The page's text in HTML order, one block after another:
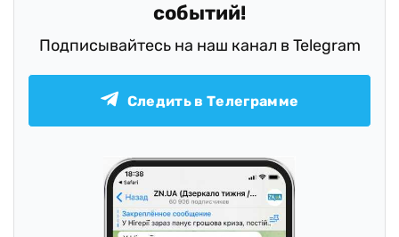
событий!
Подписывайтесь на наш канал в Telegram
Следить в Телеграмме